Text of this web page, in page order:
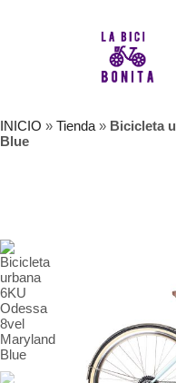
INICIO » Tienda » Bicicleta
Blue